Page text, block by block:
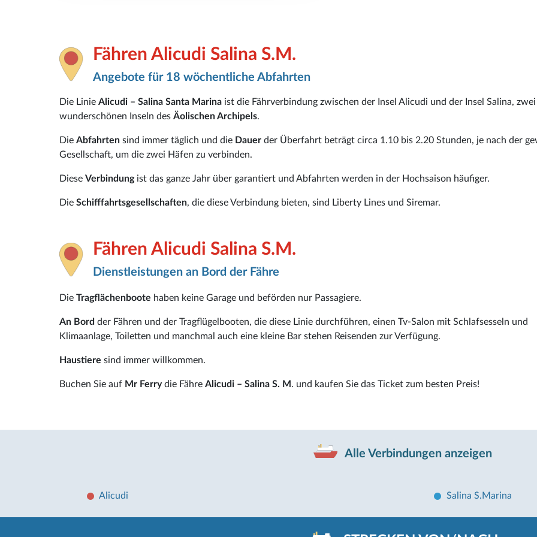
Fähren Alicudi Salina S.M.
Angebote für 18 wöchentliche Abfahrten
Die Linie Alicudi – Salina Santa Marina ist die Fährverbindung zwischen der Insel Alicudi und der Insel Salina, zwei
wunderschönen Inseln des Äolischen Archipels.
Die Abfahrten sind immer täglich und die Dauer der Überfahrt beträgt circa 1.10 bis 2.20 Stunden, je nach der
Gesellschaft, um die zwei Häfen zu verbinden.
Diese Verbindung ist das ganze Jahr über garantiert und Abfahrten werden in der Hochsaison häufiger.
Die Schifffahrtsgesellschaften, die diese Verbindung bieten, sind Liberty Lines und Siremar.
Fähren Alicudi Salina S.M.
Dienstleistungen an Bord der Fähre
Die Tragflächenboote haben keine Garage und beförden nur Passagiere.
An Bord der Fähren und der Tragflügelbooten, die diese Linie durchführen, einen Tv-Salon mit Schlafsesseln und
Klimaanlage, Toiletten und manchmal auch eine kleine Bar stehen Reisenden zur Verfügung.
Haustiere sind immer willkommen.
Buchen Sie auf Mr Ferrydie Fähre Alicudi – Salina S. M . und kaufen Sie das Ticket zum besten Preis!
Alle Verbindungen anzeigen
Alicudi Salina S.Marina